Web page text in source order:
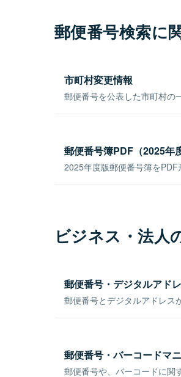
郵便番号検索に
市町村変更情報
郵便番号を公表した市町村の
郵便番号簿PDF（2025年
2025年度版郵便番号簿をPDF
ビジネス・法人
郵便番号・デジタルアド
郵便番号とデジタルアドレス
郵便番号・バーコードマ
郵便番号や、バーコードに関